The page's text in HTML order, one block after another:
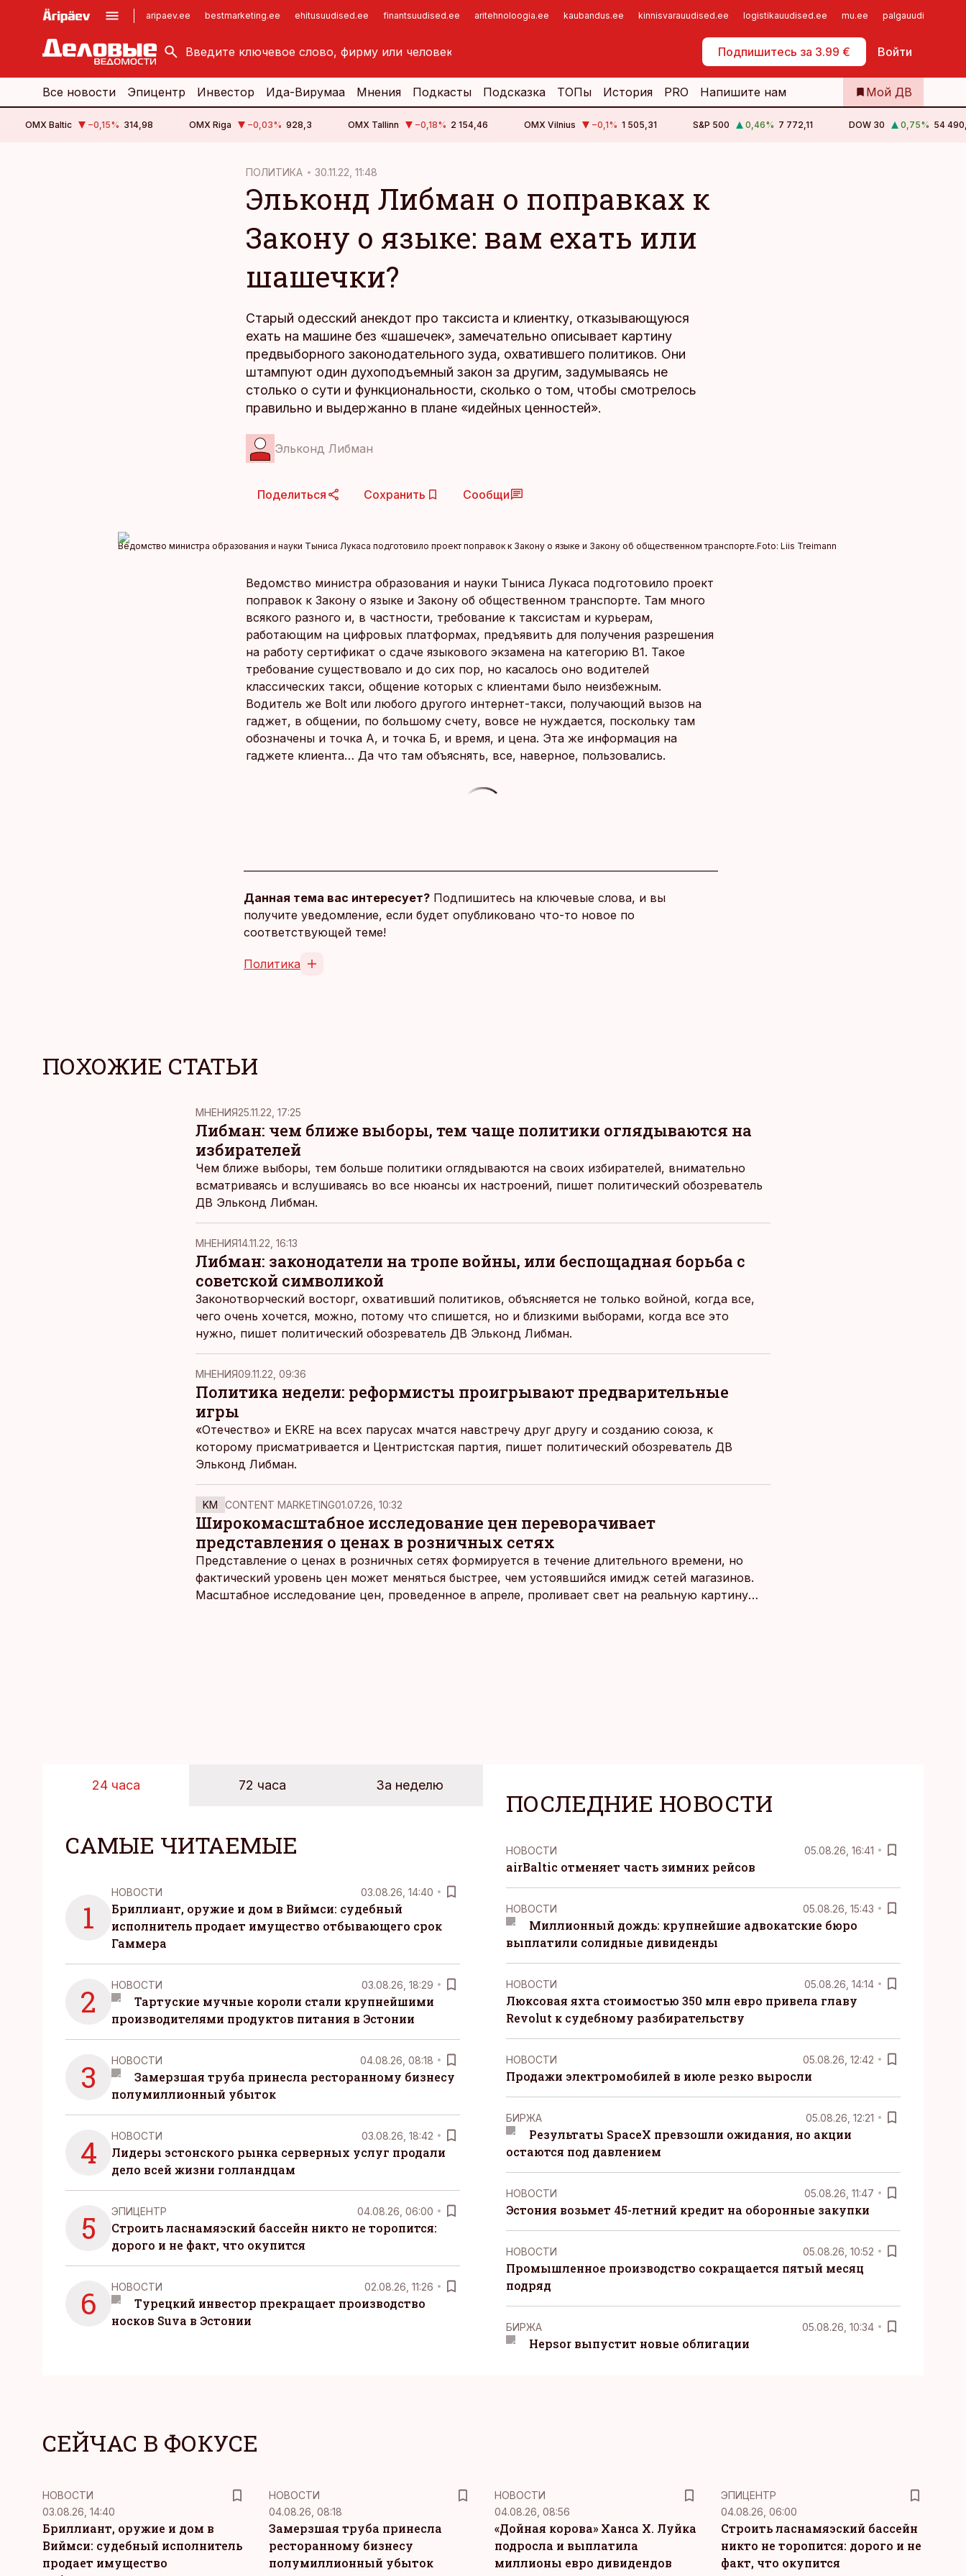
aripaev.ee bestmarketing.ee ehitusuudised.ee finantsuudised.ee aritehnoloogia.ee kaubandus.ee kinnisvarauudised.ee logistikauudised.ee mu.ee palgauudised.ee
Подпишитесь за 3.99 € Войти
kinnisvarauudised.ee
logistikauudised.ee
imelineajalugu.ee
Самообслуживание
Все новости Эпицентр Инвестор Ида-Вирумаа Мнения Подкасты Подсказка ТОПы История PRO Напишите нам Мой ДВ
OMX Baltic −0,15% 314,98 OMX Riga −0,03% 928,3 OMX Tallinn −0,18% 2 154,46 OMX Vilnius −0,1% 1 505,31 S&P 500 0,46% 7 772,11 DOW 30 0,75% 54
ПОЛИТИКА 30.11.22, 11:48
Эльконд Либман о поправках к
Закону о языке: вам ехать или
шашечки?
Старый одесский анекдот про таксиста и клиентку, отказывающуюся
ехать на машине без «шашечек», замечательно описывает картину
предвыборного законодательного зуда, охватившего политиков. Они
штампуют один духоподъемный закон за другим, задумываясь не
столько о сути и функциональности, сколько о том, чтобы смотрелось
правильно и выдержанно в плане «идейных ценностей».
Эльконд Либман
Поделиться Сохранить Сообщи
Ведомство министра образования и науки Тыниса Лукаса подготовило проект поправок к Закону о языке и Закону об общественном транспорте.Foto: Liis Treimann
Ведомство министра образования и науки Тыниса Лукаса подготовило проект
поправок к Закону о языке и Закону об общественном транспорте. Там много
всякого разного и, в частности, требование к таксистам и курьерам,
работающим на цифровых платформах, предъявить для получения разрешения
на работу сертификат о сдаче языкового экзамена на категорию В1. Такое
требование существовало и до сих пор, но касалось оно водителей
классических такси, общение которых с клиентами было неизбежным.
Водитель же Bolt или любого другого интернет-такси, получающий вызов на
гаджет, в общении, по большому счету, вовсе не нуждается, поскольку там
обозначены и точка А, и точка Б, и время, и цена. Эта же информация на
гаджете клиента… Да что там объяснять, все, наверное, пользовались.
Данная тема вас интересует? Подпишитесь на ключевые слова, и вы
получите уведомление, если будет опубликовано что-то новое по
соответствующей теме!
Политика
ПОХОЖИЕ СТАТЬИ
MНЕНИЯ25.11.22, 17:25
Либман: чем ближе выборы, тем чаще политики оглядываются на
избирателей
Чем ближе выборы, тем больше политики оглядываются на своих избирателей, внимательно
всматриваясь и вслушиваясь во все нюансы их настроений, пишет политический обозреватель
ДВ Эльконд Либман.
MНЕНИЯ14.11.22, 16:13
Либман: законодатели на тропе войны, или беспощадная борьба с
советской символикой
Законотворческий восторг, охвативший политиков, объясняется не только войной, когда все,
чего очень хочется, можно, потому что спишется, но и близкими выборами, когда все это
нужно, пишет политический обозреватель ДВ Эльконд Либман.
MНЕНИЯ09.11.22, 09:36
Политика недели: реформисты проигрывают предварительные
игры
«Отечество» и EKRE на всех парусах мчатся навстречу друг другу и созданию союза, к
которому присматривается и Центристская партия, пишет политический обозреватель ДВ
Эльконд Либман.
KM CONTENT MARKETING01.07.26, 10:32
Широкомасштабное исследование цен переворачивает
представления о ценах в розничных сетях
Представление о ценах в розничных сетях формируется в течение длительного времени, но
фактический уровень цен может меняться быстрее, чем устоявшийся имидж сетей магазинов.
Масштабное исследование цен, проведенное в апреле, проливает свет на реальную картину
24 часа 72 часа За неделю
САМЫЕ ЧИТАЕМЫЕ
1
НОВОСТИ 03.08.26, 14:40
Бриллиант, оружие и дом в Виймси: судебный
исполнитель продает имущество отбывающего срок
Гаммера
2 НОВОСТИ 03.08.26, 18:29
Тартуские мучные короли стали крупнейшими
производителями продуктов питания в Эстонии
3 НОВОСТИ 04.08.26, 08:18
Замерзшая труба принесла ресторанному бизнесу
полумиллионный убыток
4 НОВОСТИ 03.08.26, 18:42
Лидеры эстонского рынка серверных услуг продали
дело всей жизни голландцам
5 ЭПИЦЕНТР 04.08.26, 06:00
Строить ласнамяэский бассейн никто не торопится:
дорого и не факт, что окупится
6 НОВОСТИ 02.08.26, 11:26
Турецкий инвестор прекращает производство
носков Suva в Эстонии
ПОСЛЕДНИЕ НОВОСТИ
НОВОСТИ 05.08.26, 16:41
airBaltic отменяет часть зимних рейсов
НОВОСТИ 05.08.26, 15:43
Миллионный дождь: крупнейшие адвокатские бюро
выплатили солидные дивиденды
НОВОСТИ 05.08.26, 14:14
Люксовая яхта стоимостью 350 млн евро привела главу
Revolut к судебному разбирательству
НОВОСТИ 05.08.26, 12:42
Продажи электромобилей в июле резко выросли
БИРЖА 05.08.26, 12:21
Результаты SpaceX превзошли ожидания, но акции
остаются под давлением
НОВОСТИ 05.08.26, 11:47
Эстония возьмет 45-летний кредит на оборонные закупки
НОВОСТИ 05.08.26, 10:52
Промышленное производство сокращается пятый месяц
подряд
БИРЖА 05.08.26, 10:34
Hepsor выпустит новые облигации
СЕЙЧАС В ФОКУСЕ
НОВОСТИ
03.08.26, 14:40
Бриллиант, оружие и дом в
Виймси: судебный исполнитель
продает имущество
НОВОСТИ
04.08.26, 08:18
Замерзшая труба принесла
ресторанному бизнесу
полумиллионный убыток
НОВОСТИ
04.08.26, 08:56
«Дойная корова» Ханса Х. Луйка
подросла и выплатила
миллионы евро дивидендов
ЭПИЦЕНТР
04.08.26, 06:00
Строить ласнамяэский бассейн
никто не торопится: дорого и не
факт, что окупится